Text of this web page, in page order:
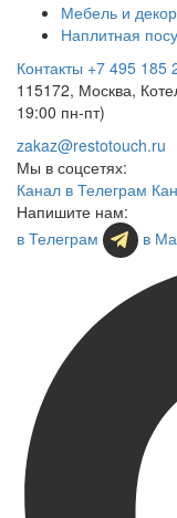
Мебель и декор
Наплитная
Контакты +7 495 185
115172, Москва,
19:00 пн-пт)
zakaz@restotouch.ru
Мы в соцсетях:
Канал в Телеграм
Напишите нам:
в Телеграм
в